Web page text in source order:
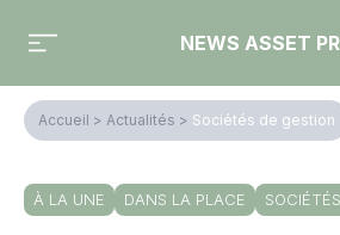
NEWS ASSET
Accueil > Actualités > Sociétés de gestion
À LA UNE DANS LA PLACE